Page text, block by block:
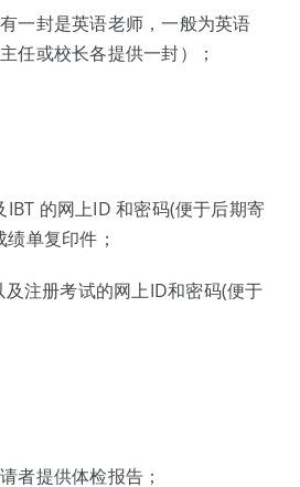
一封是英语老师，一般为英语
任或校长各提供一封）；
IBT 的网上ID 和密码(便于后期寄
单复印件；
及注册考试的网上ID和密码(便于
者提供体检报告；